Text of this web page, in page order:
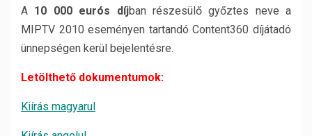
A 10 000 eurós díjban részesülő győztes neve a
MIPTV 2010 eseményen tartandó Content360 díjátadó
ünnepségen kerül bejelentésre.
Letölthető dokumentumok:
Kiírás magyarul